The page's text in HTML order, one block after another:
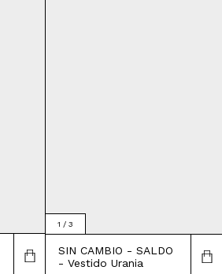
1 / 3
SIN CAMBIO - SALDO
- Vestido Urania